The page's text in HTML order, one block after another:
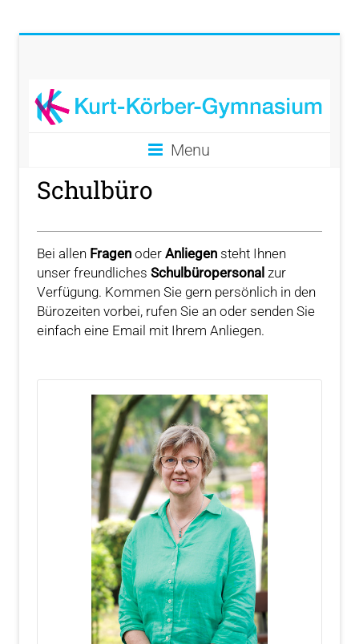
Menu
Schulbüro
Bei allen Fragenoder Anliegensteht Ihnen
unser freundliches Schulbüropersonalzur
Verfügung. Kommen Sie gern persönlich in den
Bürozeiten vorbei, rufen Sie an oder senden Sie
einfach eine Email mit Ihrem Anliegen.